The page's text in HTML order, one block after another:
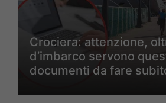
Crociera: attenzione,
d’imbarco servono
documenti da fare